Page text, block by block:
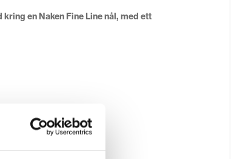
en Naken Fine Line nål, med ett